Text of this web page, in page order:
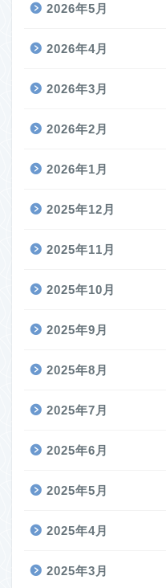
2026年5月
2026年4月
2026年3月
2026年2月
2026年1月
2025年12月
2025年11月
2025年10月
2025年9月
2025年8月
2025年7月
2025年6月
2025年5月
2025年4月
2025年3月